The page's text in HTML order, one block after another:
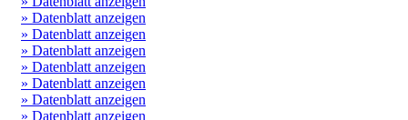
» Datenblatt anzeigen
» Datenblatt anzeigen
» Datenblatt anzeigen
» Datenblatt anzeigen
» Datenblatt anzeigen
» Datenblatt anzeigen
» Datenblatt anzeigen